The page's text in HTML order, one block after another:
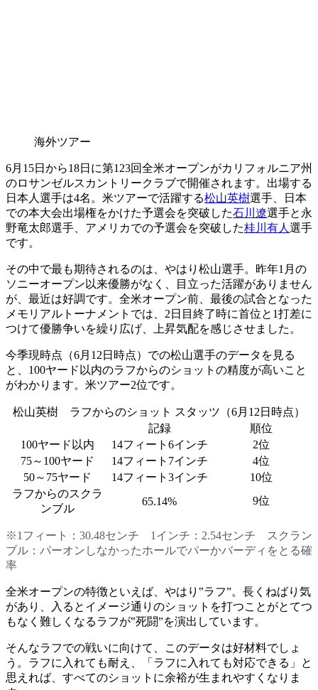
海外ツアー
6月15日から18日に第123回全米オープンがカリフォルニア州
のロサンゼルスカントリークラブで開催されます。出場する
日本人選手は4名。米ツアーで活躍する松山英樹選手、日本
での本大会出場権をかけた予選会を突破した石川遼選手と永
野竜太郎選手、アメリカでの予選会を突破した桂川有人 選手
です。
その中で最も期待されるのは、やはり松山選手。昨年1月の
ソニーオープン以来優勝がなく、目立った活躍がありません
が、最近は好調です。全米オープン前、最後の試合となった
メモリアルトーナメントでは、2日目終了時に首位と1打差に
つけて優勝争いを繰り広げ、上昇気配を感じさせました。
今季現時点（6月12日時点）での松山選手のデータを見る
と、100ヤード以内のラフからのショットの精度が高いこと
がわかります。米ツアー2位です。
松山英樹 ラフからのショット スタッツ（6月12日時点）
記録
順位
100ヤード以内
14フィート6インチ
2位
75～100ヤード
14フィート7インチ
4位
50～75ヤード
14フィート3インチ
10位
ラフからのスクラ
ンブル
65.14% 9位
※1フィート：30.48センチ 1インチ：2.54センチ スクラン
ブル：パーオンしなかったホールでパーかバーディをとる確
率
全米オープンの特徴といえば、やはり‟ラフ”。長くねばり気
があり、入るとイメージ通りのショットを打つことがとてつ
もなく難しくなるラフが‟死闘”を演出しています。
そんなラフでの戦いに向けて、このデータは好材料でしょ
う。ラフに入れても耐え、「ラフに入れても対応できる」と
思えれば、すべてのショットに余裕が生まれやすくなりま